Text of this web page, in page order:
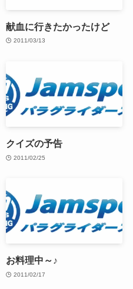
献血に行きたかったけど
2011/03/13
クイズの予告
2011/02/25
お料理中～♪
2011/02/17